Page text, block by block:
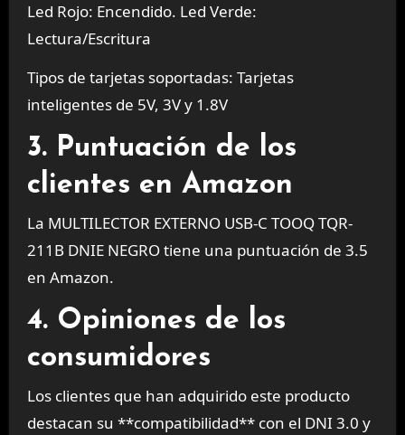
Led Rojo: Encendido. Led Verde:
Lectura/Escritura
Tipos de tarjetas soportadas: Tarjetas
inteligentes de 5V, 3V y 1.8V
3. Puntuación de los
clientes en Amazon
La MULTILECTOR EXTERNO USB-C TOOQ TQR-
211B DNIE NEGRO tiene una puntuación de 3.5
en Amazon.
4. Opiniones de los
consumidores
Los clientes que han adquirido este producto
destacan su **compatibilidad** con el DNI 3.0 y